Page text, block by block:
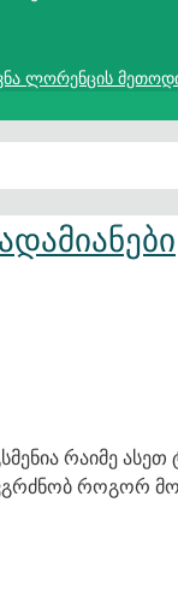
ლორენცის
რაიმე
როგორ